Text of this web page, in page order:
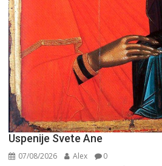
Uspenije Svete Ane
07/08/2026 Alex 0